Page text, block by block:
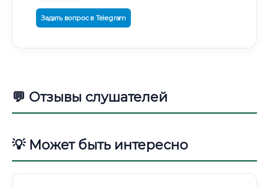
Задать вопрос в Telegram
💬 Отзывы слушателей
💡 Может быть интересно